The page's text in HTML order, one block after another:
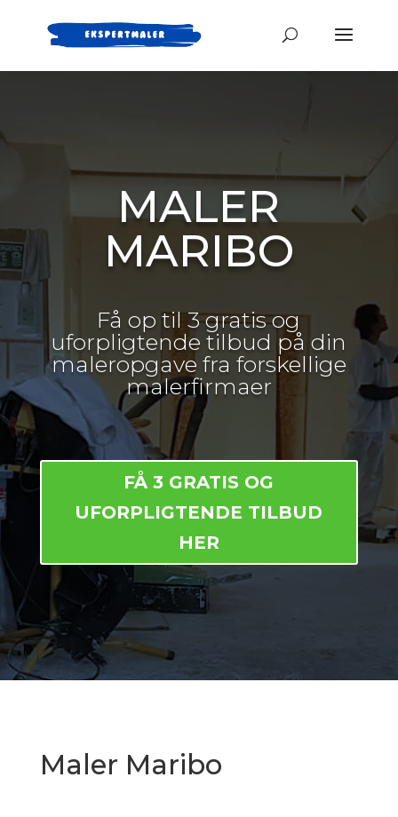
MALER
MARIBO
Få op til 3 gratis og
uforpligtende tilbud på din
maleropgave fra forskellige
malerfirmaer
FÅ 3 GRATIS OG
UFORPLIGTENDE TILBUD
HER
Maler Maribo